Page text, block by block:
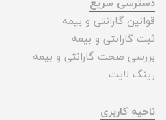
دسترسی سریع
قوانین گارانتی و بیمه
ثبت گارانتی و بیمه
بررسی صحت گارانتی و بیمه
رینگ لایت
ناحیه کاربری